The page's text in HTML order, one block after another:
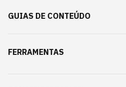
GUIAS DE CONTEÚDO
FERRAMENTAS